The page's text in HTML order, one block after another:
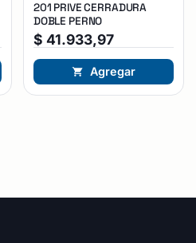
201 PRIVE CERRADURA
DOBLE PERNO
$ 41.933,97
Agregar